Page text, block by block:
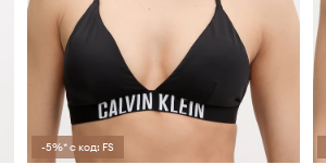
-5%* с код: FS